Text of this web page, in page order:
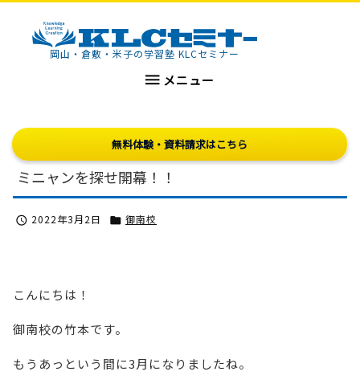
KLCセミナー岡山・倉敷・米子の学習塾 KLCセミナー
 メニュー
無料体験・資料請求はこちら
ミニャンを探せ開幕！！
 2022年3月2日  御南校
こんにちは！
御南校の竹本です。
もうあっという間に3月になりましたね。